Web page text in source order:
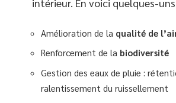
intérieur. En voici quelques-
Amélioration de la qualité de
Renforcement de la biodiversité
Gestion des eaux de pluie :
ralentissement du ruissellement